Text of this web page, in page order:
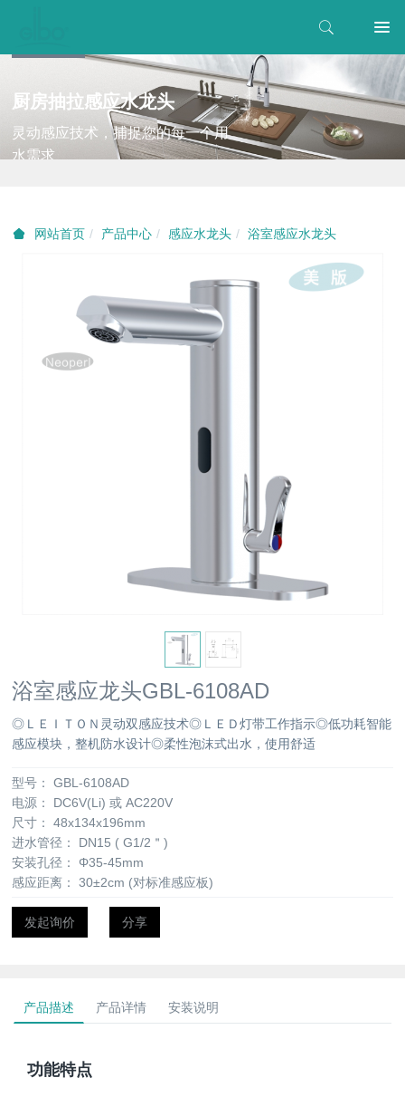
厨房抽拉感应水龙头
灵动感应技术，捕捉您的每一个用
水需求
网站首页 产品中心 感应水龙头 浴室感应水龙头
浴室感应龙头GBL-6108AD
◎ＬＥＩＴＯＮ灵动双感应技术◎ＬＥＤ灯带工作指示◎低功耗智能
感应模块，整机防水设计◎柔性泡沫式出水，使用舒适
型号：
GBL-6108AD
电源：
DC6V(Li) 或 AC220V
尺寸：
48x134x196mm
进水管径：
DN15 ( G1/2＂)
安装孔径：
Φ35-45mm
感应距离：
30±2cm (对标准感应板)
发起询价 分享
产品描述 产品详情 安装说明
功能特点